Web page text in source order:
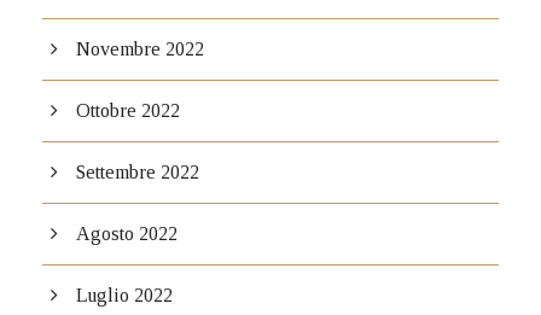
Novembre 2022
Ottobre 2022
Settembre 2022
Agosto 2022
Luglio 2022